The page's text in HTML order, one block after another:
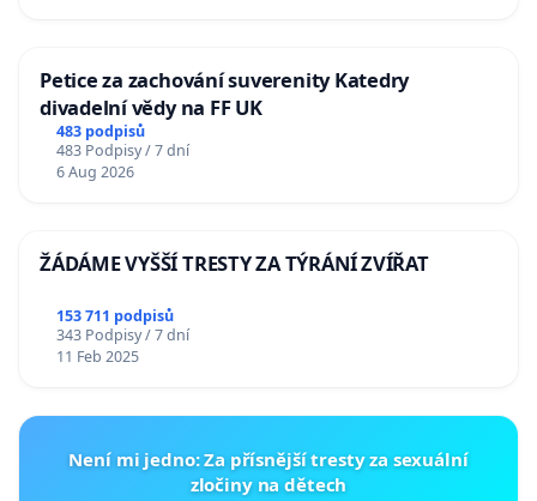
Petice za zachování suverenity Katedry
divadelní vědy na FF UK
483 podpisů
483 Podpisy / 7 dní
6 Aug 2026
ŽÁDÁME VYŠŠÍ TRESTY ZA TÝRÁNÍ ZVÍŘAT
153 711 podpisů
343 Podpisy / 7 dní
11 Feb 2025
Není mi jedno: Za přísnější tresty za sexuální
zločiny na dětech